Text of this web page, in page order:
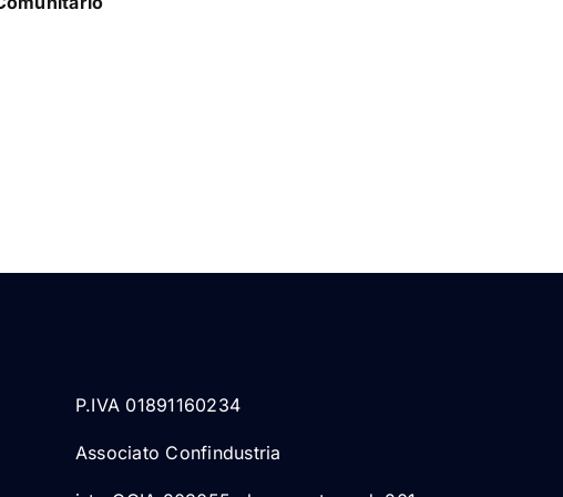
P.IVA 01891160234
Associato Confindustria